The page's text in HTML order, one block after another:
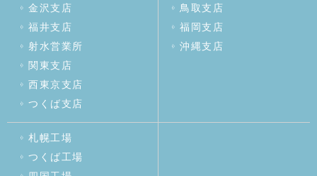
金沢支店
福井支店
射水営業所
関東支店
西東京支店
つくば支店
鳥取支店
福岡支店
沖縄支店
札幌工場
つくば工場